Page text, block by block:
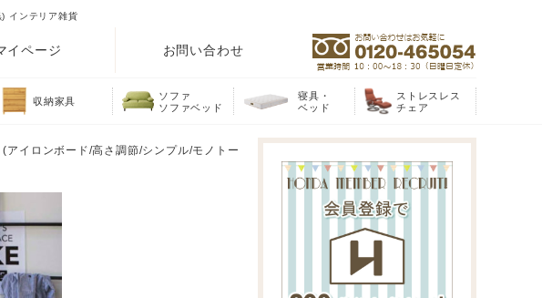
インテリア雑貨
イページ お問い合わせ
収納家具
ソファ
ソファベッド
寝具・
ベッド
ストレスレス
チェア
イロンボード/高さ調節/シンプル/モノトー